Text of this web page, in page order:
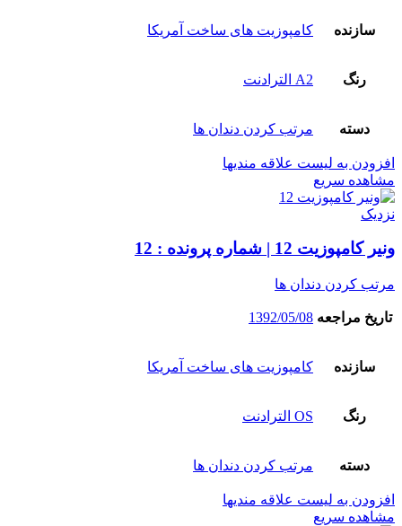
سازنده کامپوزیت های ساخت آمریکا
رنگ A2 الترادنت
دسته مرتب کردن دندان ها
افزودن به لیست علاقه مندیها
مشاهده سریع
نزدیک
ونیر کامپوزیت 12 | شماره پرونده : 12
مرتب کردن دندان ها
تاریخ مراجعه 1392/05/08
سازنده کامپوزیت های ساخت آمریکا
رنگ OS الترادنت
دسته مرتب کردن دندان ها
افزودن به لیست علاقه مندیها
مشاهده سریع